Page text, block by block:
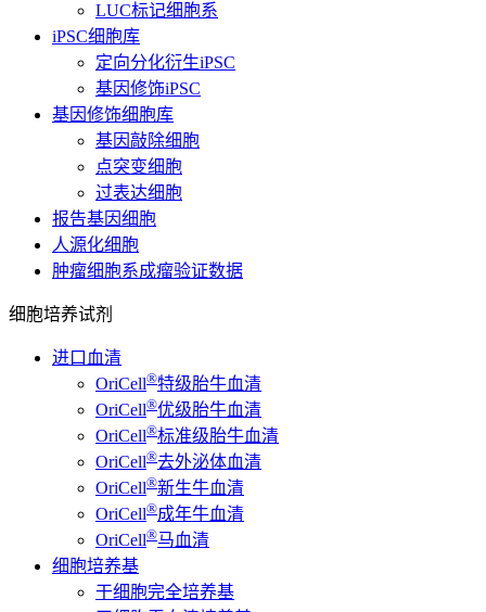
LUC标记细胞系
iPSC细胞库
定向分化衍生iPSC
基因修饰iPSC
基因修饰细胞库
基因敲除细胞
点突变细胞
过表达细胞
报告基因细胞
人源化细胞
肿瘤细胞系成瘤验证数据
细胞培养试剂
进口血清
OriCell®特级胎牛血清
OriCell®优级胎牛血清
OriCell®标准级胎牛血清
OriCell®去外泌体血清
OriCell®新生牛血清
OriCell®成年牛血清
OriCell®马血清
细胞培养基
干细胞完全培养基